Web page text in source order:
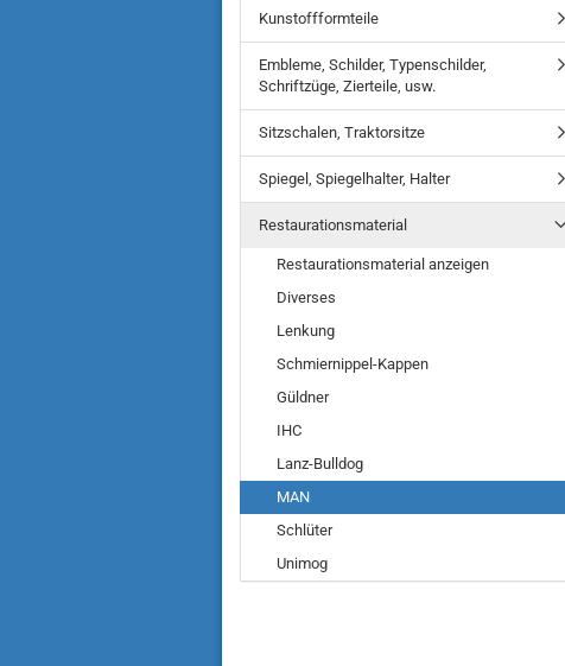
Kunstoffformteile
Embleme, Schilder, Typenschilder,
Schriftzüge, Zierteile, usw.
Sitzschalen, Traktorsitze
Spiegel, Spiegelhalter, Halter
Restaurationsmaterial
Restaurationsmaterial anzeigen
Diverses
Lenkung
Schmiernippel-Kappen
Güldner
IHC
Lanz-Bulldog
MAN
Schlüter
Unimog